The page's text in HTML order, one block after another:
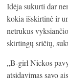
Idėja sukurti dar
kokia išskirtinė ir
netrukus
skirtingų sričių,
„B-girl Nickos
atsidavimas savo